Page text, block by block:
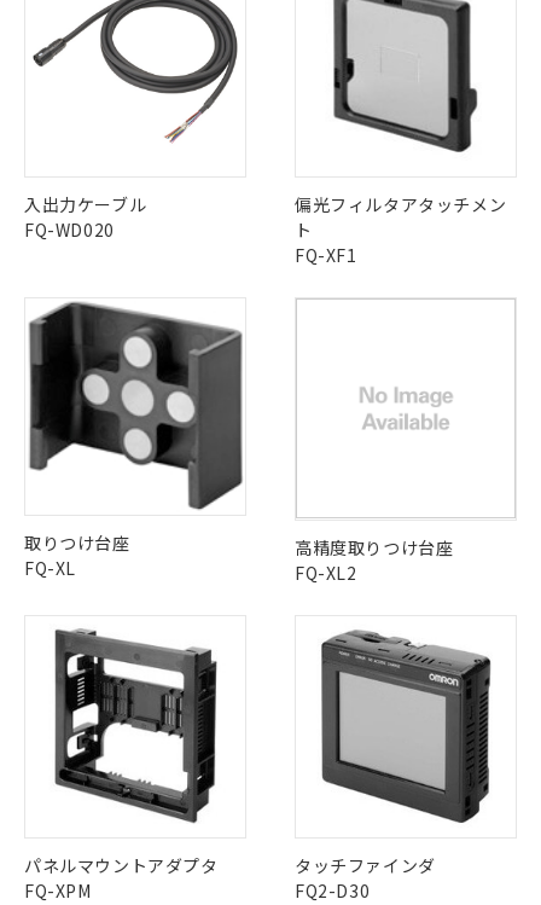
みください。
ソフトウェアの使用条件
中国 RoHS 注意事項・凡例
※1 ※2
O
"対応済み"や非含有の記載がされた商品であっても、流通
在庫等で未対応品が混在する可能性があります。
非含有品が必要な際は、弊社営業部門もしくは販売店へお
問い合わせください。
この製品のRoHS/REACH対応状況ページへ
LR型式承認
（イギリス
船舶規格）
DNV型式承認
（ノルウェー
船舶規格）
BV型式承認
船舶規格）
No No No
その他の認証はこちらのページからご検索ください
入出力ケーブル
FQ-WD020
偏光フィルタアタッチメン
ト
FQ-XF1
取りつけ台座
FQ-XL
高精度取りつけ台座
FQ-XL2
パネルマウントアダプタ
FQ-XPM
タッチファインダ
FQ2-D30
商品の当社在庫状況および標準価格
(税抜)を提供させていただくもので
す。
当社制御機器事業取扱商品の中には、
本サービスの対象外となる商品もある
ことをご了承ください。
タに基づき作成されるものであり、閲
覧された時点での実際の在庫および標
準価格とは異なる場合があることをご
了承ください。
正式な納期状況および標準価格はお客
様のお取引先、またはお客様担当のオ
ムロン制御機器販売店・当社販売員に
ご相談ください。
オムロン制御機器販売店や当社販売拠
点は「
ください。
在庫状況および標準価格結果を当社の
事前の承諾なく第三者に漏洩または開
示しないようお願いします。
マイパーツ機能（部品リスト作成サー
メンバーズにご登録されている必要が
あります。
お客様が当ウェブサイト上で当社にご
登録された部品リストについて、当社
および当社の共同利用者が、当社の製
品・サービスに関するお客様との取
引・商談に必要な範囲で利用すること
をご了承ください。
※当社の共同利用者とは、
用者の範囲」に記載されている法人を
商品です。
非該当品：ライセンス料など無形物で、有
害物質有無と関係のない商品です。
仕入先様の事情により、非含有部品として
いたものが、含有品と判明した場合などや
*EU RoHS指令（10物質）：
鉛(Pb) 1000ppm以下、 水銀(Hg) 1000ppm以下、 カド
ミウム(Cd) 100ppm以下、
六価クロム(Cr(Ⅵ)) 1000ppm以下、ポリ臭化ビフェニル
(PBDE) 1000ppm以下、フタル酸ビス(2-エチルヘキシ
ル) (DEHP)(別名：DOP) 1000ppm以下、フタル酸ブチ
ルベンジル（BBP） 1000ppm以下、フタル酸ジブチル
（DBP） 1000ppm以下、フタル酸ジイソブチル
(DIBP) 1000ppm以下
但し、RoHS指令で産業用監視および制御機器に対する
適用除外項目は除く。
フタル酸エステル類の４物質については閾値を超える意
図的な使用がないことを確認しています。
※2 対応予定月
部品在庫の切り替え状況などにより、予定
月が前後することがあります。
※3 非含有証明書ダウンロード
下記の非含有証明書をダウンロードするこ
とができます。
EU RoHS指令（10物質）の非含有証明書
51物質の非含有証明書（当社基準）
※本証明書は発行日時点で非含有を証明す
るもので、過去に遡って非含有を証明する
「○」：最大均質材料含有率が中国RoHSの
基準値以下であることを示します。
「×」：最大均質材料含有率が中国RoHSの
基準値を超えていることを示します。
「－」：未確認です。当社販売部門へお問
い合わせください。
*中国RoHS10物質の基準値 (GB/T26572)：
Pb(鉛) :1000ppm、 Hg(水銀) : 1000ppm、 Cd(カドミウ
ニル類) : 1000ppm、 PBDEs(ポリ臭化ジフェニルエーテ
ル類) : 1000ppm、
DBP(フタル酸ジブチル) : 1000ppm、 DIBP(フタル酸ジ
イソブチル) : 1000ppm、 BBP(フタル酸ブチルベンジ
ル) : 1000ppm、
DEHP(フタル酸ビス(2-エチルヘキシル)) : 1000ppm
※2 環境保護使用期限
「ｅ」：有害物質（10物質）のすべてが基
準値以下であることを示します。
「10」：通常の使用状況下において有害物
質が外部に漏えいし、環境に深刻な影響を
及ぼさない年数を意味します。
「－」：未確認です。当社販売部門へお問
い合わせください。
当社は、これら貴社製品のうち、外国
（以下｢規制貨物等」という）を輸出
または国外への提供する場合は、日本
国政府の輸出許可(または役務取引許
可)を取得するなどの必要な手続きを
当社は規制貨物を破棄する場合は、完
全に破砕するなど、違法に輸出されな
いよう必要な手段を講じます。
当社は貴社製品を、核兵器、ミサイ
ル、化学兵器、生物兵器またはその他
武器並びにこれらの製造装置等に一切
使用いたしません。
当社は、貴社製品を第三者に販売する
場合は、上記1、2および3の内容を当
該第三者に通知します。また当社は、
販売先および販売に係わる関係者が違
法に輸出するおそれがある場合は、取
り引きをいたしません。
合意する キャンセル
記
○ 一定数以上の在庫あり
△ 一定数には満たないが在庫あり
－
在庫なし(最新の在庫状況につ
いては、お客様のお取引先、ま
たはお客様担当のオムロン制御
機器販売店・当社販売員にご確
認ください)
受注生産機種、また在庫状況の